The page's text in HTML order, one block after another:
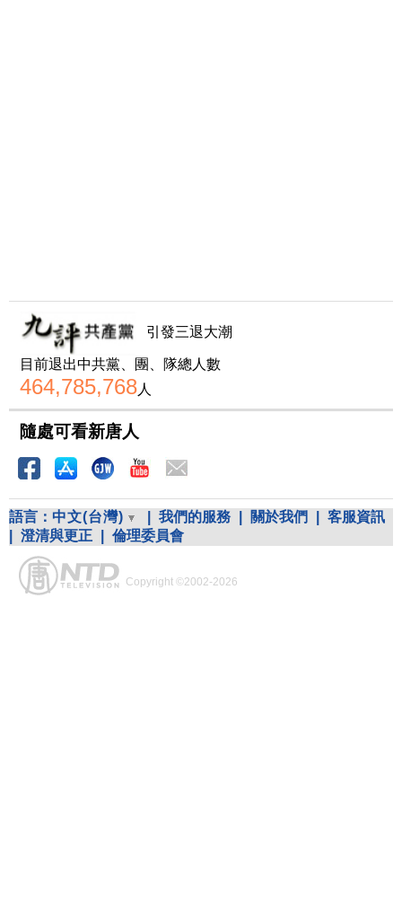
引發三退大潮
目前退出中共黨、團、隊總人數
464,785,768人
隨處可看新唐人
語言： 中文(台灣) 我們的服務 關於我們
客服資訊
澄清與更正 倫理委員會
Copyright ©2002-2026